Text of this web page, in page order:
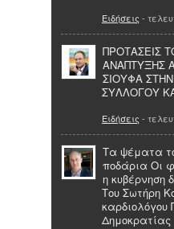
Ειδήσεις -
ΠΡΟΤΑΣΕΙΣ
ΑΝΑΠΤΥΞΗΣ
ΣΙΟΥΦΑ
ΣΥΛΛΟΓΟΥ
Ειδήσεις -
Τα ψέματα
ποδάρια Οι
η κυβέρνηση
Του Σωτήρη
καρδιολόγου
Δημοκρατίας